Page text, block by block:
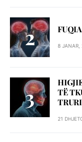
8 JANAR,
TË
21